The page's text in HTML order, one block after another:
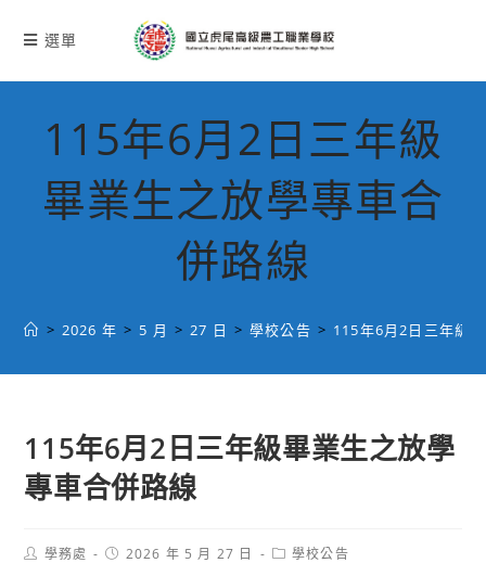
選單
115年6月2日三年級
畢業生之放學專車合
併路線
> 2026 年 > 5 月 > 27 日 > 學校公告 > 115年6月2日三年級
115年6月2日三年級畢業生之放學
專車合併路線
Post學務處
Post2026 年 5 月 27 日
Post學校公告